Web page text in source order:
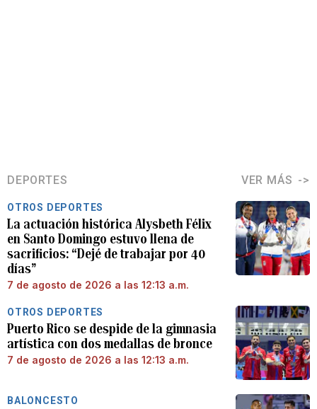
DEPORTES VER MÁS
OTROS DEPORTES
La actuación histórica Alysbeth Félix
en Santo Domingo estuvo llena de
sacrificios: “Dejé de trabajar por 40
días”
7 de agosto de 2026 a las 12:13 a.m.
OTROS DEPORTES
Puerto Rico se despide de la gimnasia
artística con dos medallas de bronce
7 de agosto de 2026 a las 12:13 a.m.
BALONCESTO